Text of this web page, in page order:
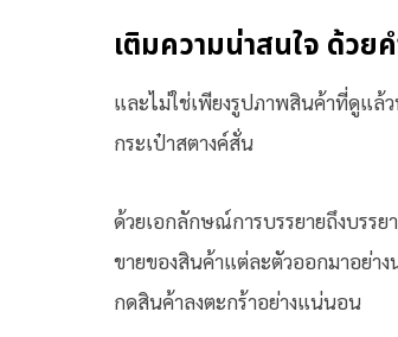
เติมความน่าสนใจ ด้วย
และไม่ใช่เพียงรูปภาพสินค้าที่ดูแล้ว
กระเป๋าสตางค์สั่น
ด้วยเอกลักษณ์การบรรยายถึงบรร
ขายของสินค้าแต่ละตัวออกมาอย่าง
กดสินค้าลงตะกร้าอย่างแน่นอน